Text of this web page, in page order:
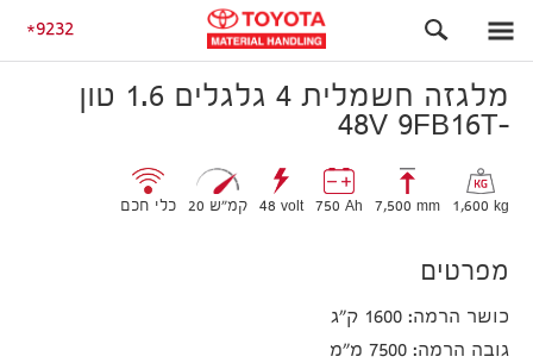
9232 48V מלגזה חשמלית 4 גלגלים 1.6 טון -48V 9FB16T
מלגזה חשמלית 4 גלגלים 1.6 טון
-48V 9FB16T
1,600 kg
7,500 mm
750 Ah
48 volt 20 קמ״ש כלי חכם
מפרטים
כושר הרמה: 1600 ק"ג
גובה הרמה: 7500 מ"מ